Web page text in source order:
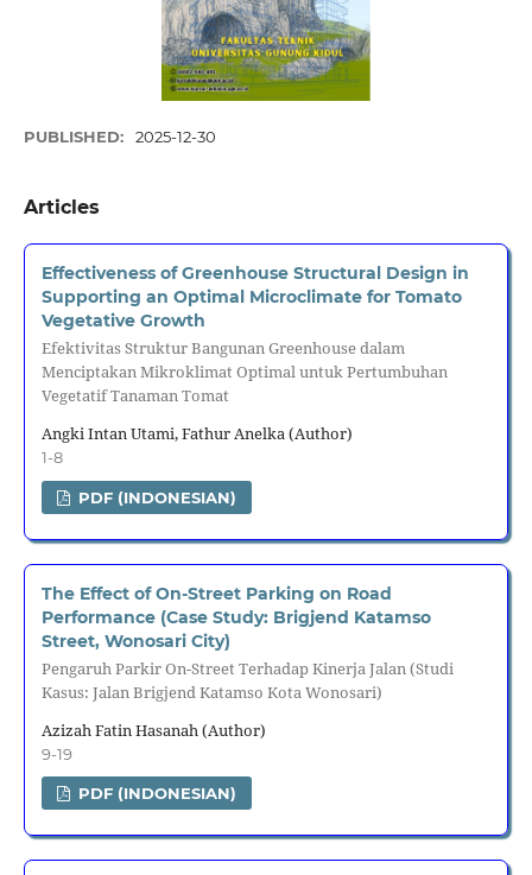
PUBLISHED: 2025-12-30
Articles
Effectiveness of Greenhouse Structural Design in
Supporting an Optimal Microclimate for Tomato
Vegetative Growth
Efektivitas Struktur Bangunan Greenhouse dalam
Menciptakan Mikroklimat Optimal untuk Pertumbuhan
Vegetatif Tanaman Tomat
Angki Intan Utami, Fathur Anelka (Author)
1-8
PDF (INDONESIAN)
The Effect of On-Street Parking on Road
Performance (Case Study: Brigjend Katamso
Street, Wonosari City)
Pengaruh Parkir On-Street Terhadap Kinerja Jalan (Studi
Kasus: Jalan Brigjend Katamso Kota Wonosari)
Azizah Fatin Hasanah (Author)
9-19
PDF (INDONESIAN)